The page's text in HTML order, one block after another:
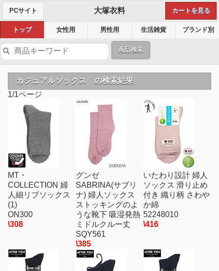
PCサイト 大塚衣料 カートを見る
トップ 女性用 男性用 生活雑貨 ブランド別
商品検索
カジュアルソックス の検索結果
1/1ページ
MT・
COLLECTION 婦
人細リブソックス
(1)
ON300
\308
グンゼ
SABRINA(サブリ
ナ) 婦人ソックス
ストッキングのよ
うな靴下 吸湿発熱
ミドルクルー丈
SQY561
\385
いたわり設計 婦人
ソックス 滑り止め
付き 織り柄 さわや
か綿
52248010
\416